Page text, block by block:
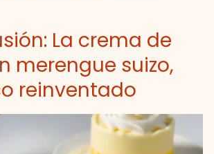
La crema de
merengue suizo,
reinventado